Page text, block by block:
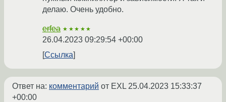
делаю. Очень удобно.
erfea ★★★★★
26.04.2023 09:29:54 +00:00
Ссылка
Ответ на: комментарий от EXL 25.04.2023 15:33:37
+00:00